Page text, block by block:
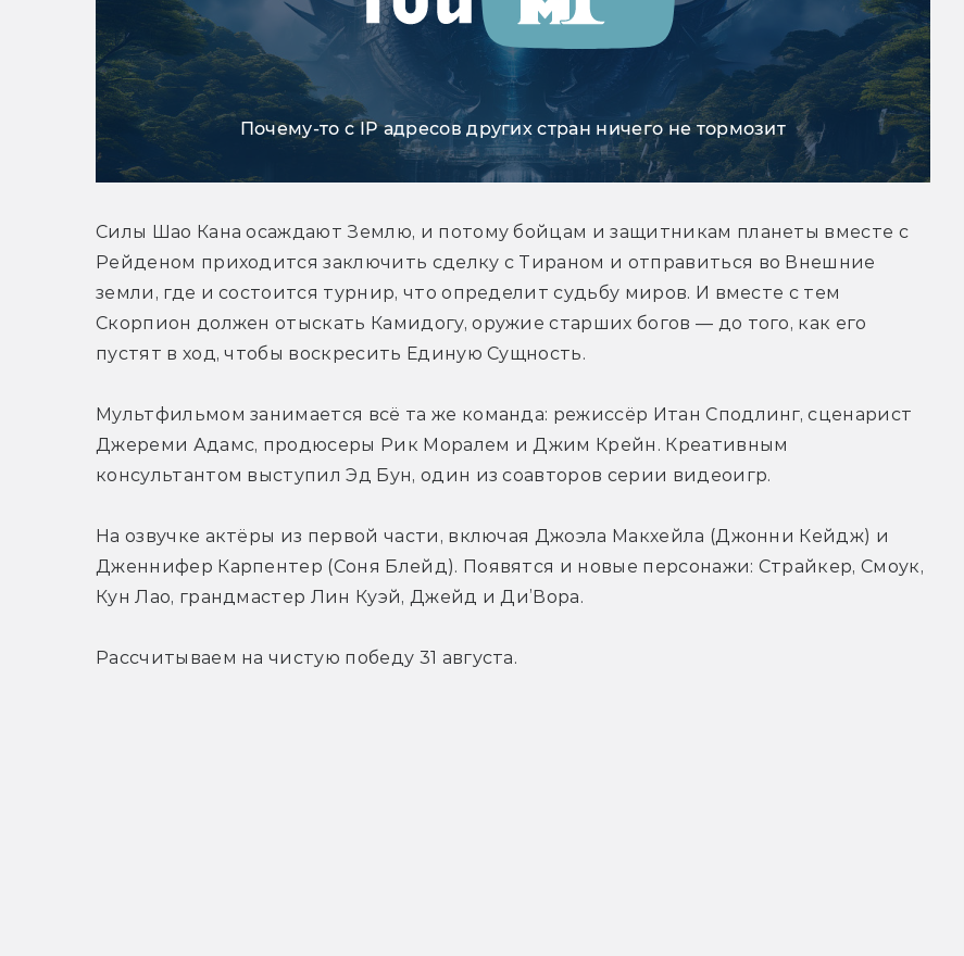
Почему-то с IP адресов других стран ничего не тормозит
Силы Шао Кана осаждают Землю, и потому бойцам и защитникам планеты вместе с
Рейденом приходится заключить сделку с Тираном и отправиться во Внешние
земли, где и состоится турнир, что определит судьбу миров. И вместе с тем
Скорпион должен отыскать Камидогу, оружие старших богов — до того, как его
пустят в ход, чтобы воскресить Единую Сущность.
Мультфильмом занимается всё та же команда: режиссёр Итан Сподлинг, сценарист
Джереми Адамс, продюсеры Рик Моралем и Джим Крейн. Креативным
консультантом выступил Эд Бун, один из соавторов серии видеоигр.
На озвучке актёры из первой части, включая Джоэла Макхейла (Джонни Кейдж) и
Дженнифер Карпентер (Соня Блейд). Появятся и новые персонажи: Страйкер, Смоук,
Кун Лао, грандмастер Лин Куэй, Джейд и Ди’Вора.
Рассчитываем на чистую победу 31 августа.